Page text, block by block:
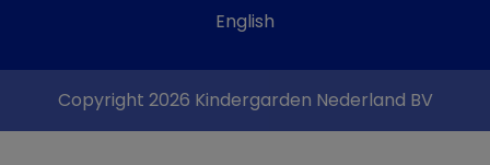
English
Copyright 2026 Kindergarden Nederland BV